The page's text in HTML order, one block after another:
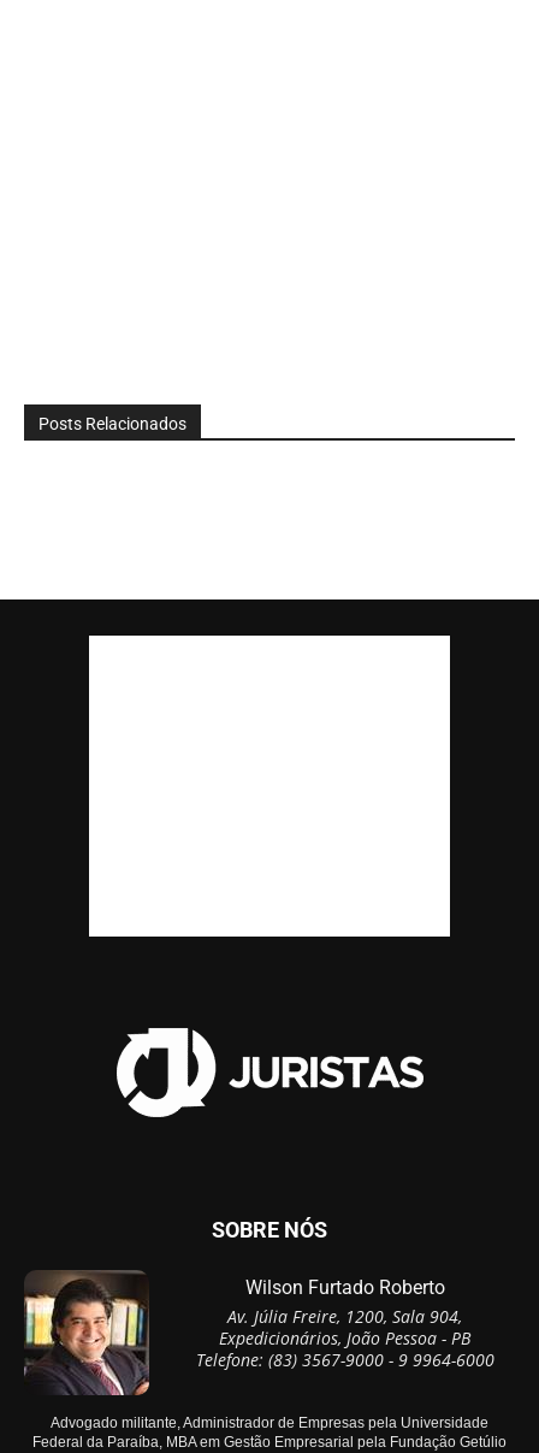
Posts Relacionados
SOBRE NÓS
Wilson Furtado Roberto
Av. Júlia Freire, 1200, Sala 904,
Expedicionários, João Pessoa - PB
Telefone: (83) 3567-9000 - 9 9964-6000
Advogado militante, Administrador de Empresas pela Universidade
Federal da Paraíba, MBA em Gestão Empresarial pela Fundação Getúlio